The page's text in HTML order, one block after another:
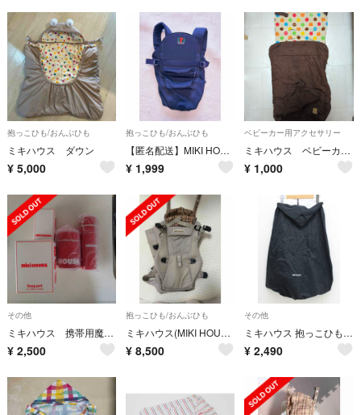
抱っこひも/おんぶひも
ミキハウス ダウン
¥ 5,000
抱っこひも/おんぶひも
【匿名配送】MIKI HOUSE 紺色 抱っこ紐 ネイビー ミキハウス おんぶ紐
¥ 1,999
ベビーカー用アクセサリー
ミキハウス ベビーカー用フットマフ
¥ 1,000
その他
ミキハウス 携帯用魔法びん2点
¥ 2,500
抱っこひも/おんぶひも
ミキハウス(MIKI HOUSE) ファーストベビーキャリア
¥ 8,500
その他
ミキハウス 抱っこひも用レインカバー キッズ 男児 女児 黒【中古】【ネット限定】【新入荷!】≪
¥ 2,490